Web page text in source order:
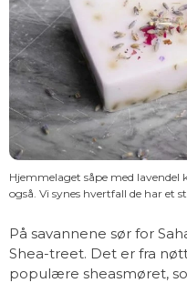
Hjemmelaget såpe med lavendel
også. Vi synes hvertfall de har et
På savannene sør for
Shea-treet. Det er fra
populære sheasmøret,